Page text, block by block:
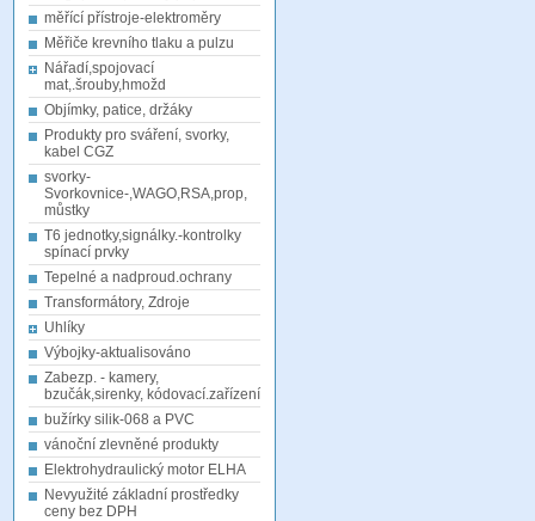
měřící přístroje-elektroměry
Měřiče krevního tlaku a pulzu
Nářadí,spojovací
mat,.šrouby,hmožd
Objímky, patice, držáky
Produkty pro sváření, svorky,
kabel CGZ
svorky-
Svorkovnice-,WAGO,RSA,prop,
můstky
T6 jednotky,signálky.-kontrolky
spínací prvky
Tepelné a nadproud.ochrany
Transformátory, Zdroje
Uhlíky
Výbojky-aktualisováno
Zabezp. - kamery,
bzučák,sirenky, kódovací.zařízení
bužírky silik-068 a PVC
vánoční zlevněné produkty
Elektrohydraulický motor ELHA
Nevyužité základní prostředky
ceny bez DPH